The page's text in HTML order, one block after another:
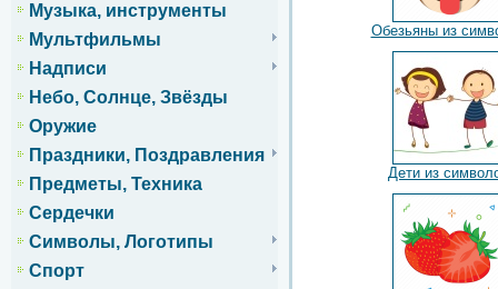
Музыка, инструменты
Мультфильмы
Надписи
Небо, Солнце, Звёзды
Оружие
Праздники, Поздравления
Предметы, Техника
Сердечки
Символы, Логотипы
Спорт
Обезьяны из
Дети из